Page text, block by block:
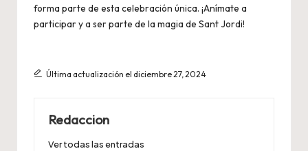
forma parte de esta celebración única. ¡Anímate a
participar y a ser parte de la magia de Sant Jordi!
Última actualización el diciembre 27, 2024
Redaccion
Ver todas las entradas